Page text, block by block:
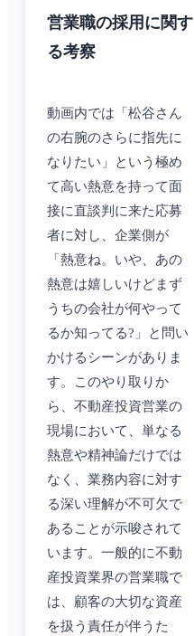
営業職の採用に関す
る考察
動画内では「松谷さん
の右腕のさらに指先に
なりたい」という極め
て高い熱意を持って面
接に直談判に来た応募
者に対し、企業側が
「熱意ね。いや、あの
熱意は嬉しいけどまず
うちの会社が何やって
るか知ってる?」と問い
かけるシーンがありま
す。このやり取りか
ら、不動産投資営業の
現場において、単なる
熱意や精神論だけでは
なく、業務内容に対す
る深い理解が不可欠で
あることが示唆されて
います。一般的に不動
産投資業界の営業職で
は、顧客の大切な資産
を扱う責任が伴うた